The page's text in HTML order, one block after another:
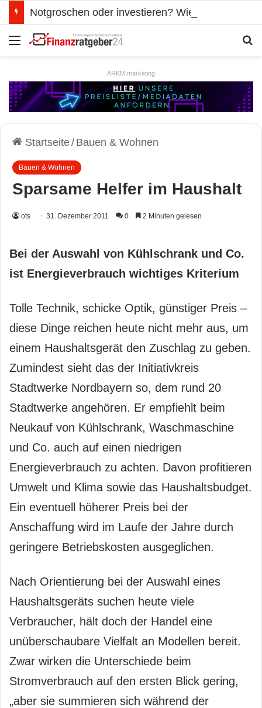
Menü
ARKM.marketing
Startseite/ Bauen & Wohnen
Bauen & Wohnen
Sparsame Helfer im Haushalt
ots 31. Dezember 2011 0 2 Minuten gelesen
Bei der Auswahl von Kühlschrank und Co.
ist Energieverbrauch wichtiges Kriterium
Tolle Technik, schicke Optik, günstiger Preis –
diese Dinge reichen heute nicht mehr aus, um
einem Haushaltsgerät den Zuschlag zu geben.
Zumindest sieht das der Initiativkreis
Stadtwerke Nordbayern so, dem rund 20
Stadtwerke angehören. Er empfiehlt beim
Neukauf von Kühlschrank, Waschmaschine
und Co. auch auf einen niedrigen
Energieverbrauch zu achten. Davon profitieren
Umwelt und Klima sowie das Haushaltsbudget.
Ein eventuell höherer Preis bei der
Anschaffung wird im Laufe der Jahre durch
geringere Betriebskosten ausgeglichen.
Nach Orientierung bei der Auswahl eines
Haushaltsgeräts suchen heute viele
Verbraucher, hält doch der Handel eine
unüberschaubare Vielfalt an Modellen bereit.
Zwar wirken die Unterschiede beim
Stromverbrauch auf den ersten Blick gering,
„aber sie summieren sich während der